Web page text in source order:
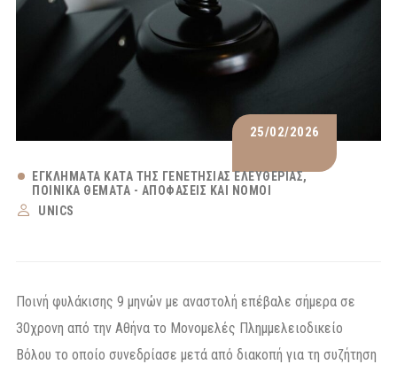
25/02/2026
ΕΓΚΛΉΜΑΤΑ ΚΑΤΆ ΤΗΣ ΓΕΝΕΤΉΣΙΑΣ ΕΛΕΥΘΕΡΊΑΣ
ΠΟΙΝΙΚΆ ΘΈΜΑΤΑ - ΑΠΟΦΆΣΕΙΣ ΚΑΙ ΝΌΜΟΙ
UNICS
Ποινή φυλάκισης 9 μηνών με αναστολή επέβαλε σήμερα σε
30χρονη από την Αθήνα το Μονομελές Πλημμελειοδικείο
Βόλου το οποίο συνεδρίασε μετά από διακοπή για τη συζήτηση